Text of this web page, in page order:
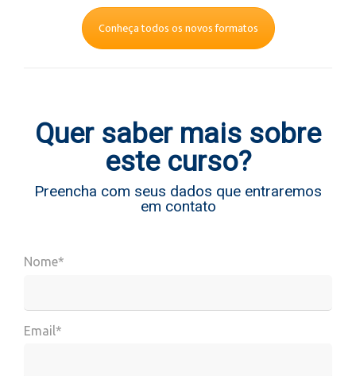
Conheça todos os novos formatos
Quer saber mais sobre
este curso?
Preencha com seus dados que entraremos
em contato
Nome*
Email*